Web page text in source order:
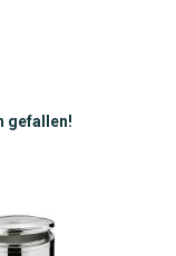
gefallen!